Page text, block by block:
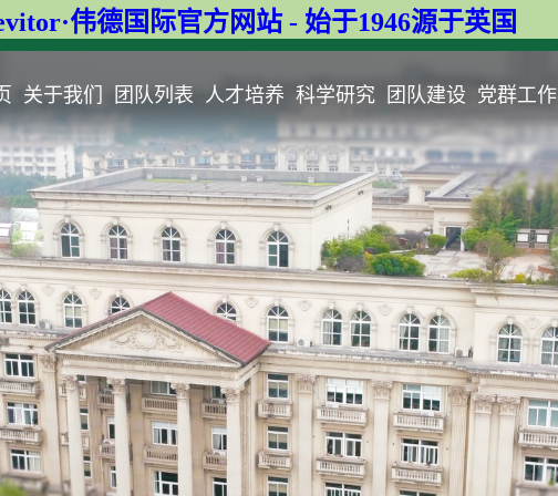
伟德国际官方网站 - 始于1946源于英国
关于我们 团队列表 人才培养 科学研究 团队建设 党群工作